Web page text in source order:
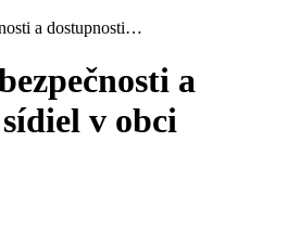
a dostupnosti…
a
v obci